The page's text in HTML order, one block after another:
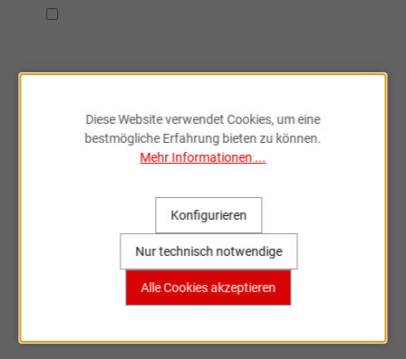
online entdecken
Große Auswahl, bekannte Marken,
schnelle Lieferung – Sportartikel Online
ist dein Partner rund ums Rad.
Diese Website verwendet Cookies, um eine
bestmögliche Erfahrung bieten zu können.
Mehr Informationen ...
Nur technisch notwendige
Konfigurieren
Alle Cookies akzeptieren